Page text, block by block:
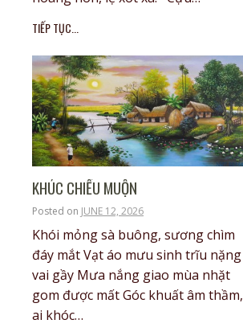
TIẾP TỤC...
KHÚC CHIỀU MUỘN
Posted on JUNE 12, 2026
Khói mỏng sà buông, sương chìm
đáy mắt Vạt áo mưu sinh trĩu nặng
vai gầy Mưa nắng giao mùa nhặt
gom được mất Góc khuất âm thầm,
ai khóc…